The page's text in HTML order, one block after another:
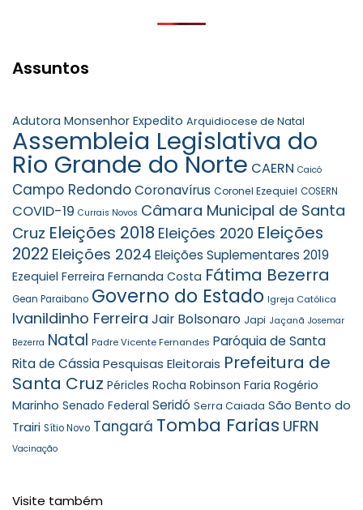
Assuntos
Adutora Monsenhor Expedito Arquidiocese de Natal
Assembleia Legislativa do
Rio Grande do Norte CAERN Caicó
Campo RedondoCoronavírus Coronel Ezequiel COSERN
COVID-19 Currais Novos Câmara Municipal de Santa
Cruz Eleições 2018 Eleições 2020 Eleições
2022 Eleições 2024 Eleições Suplementares 2019
Ezequiel Ferreira Fernanda Costa Fátima Bezerra
Gean Paraibano Governo do Estado Igreja Católica
Ivanildinho Ferreira Jair Bolsonaro Japi Jaçanã Josemar
Bezerra Natal Padre Vicente Fernandes Paróquia de Santa
Rita de CássiaPesquisas Eleitorais Prefeitura de
Santa Cruz Péricles Rocha Robinson Faria Rogério
Marinho Senado Federal Seridó Serra Caiada São Bento do
Trairi Sítio Novo Tangará Tomba Farias UFRN
Vacinação
Visite também